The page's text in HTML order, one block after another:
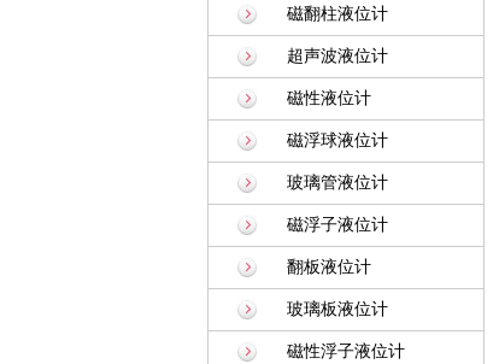
磁翻柱液位计
超声波液位计
磁性液位计
磁浮球液位计
玻璃管液位计
磁浮子液位计
翻板液位计
玻璃板液位计
磁性浮子液位计